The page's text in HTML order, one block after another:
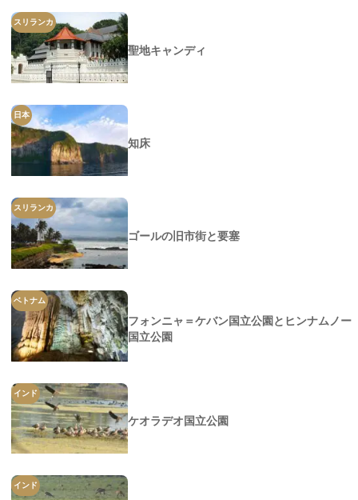
スリランカ
聖地キャンディ
日本
知床
スリランカ
ゴールの旧市街と要塞
ベトナム
フォンニャ＝ケバン国立公園とヒンナムノー
国立公園
インド
ケオラデオ国立公園
インド